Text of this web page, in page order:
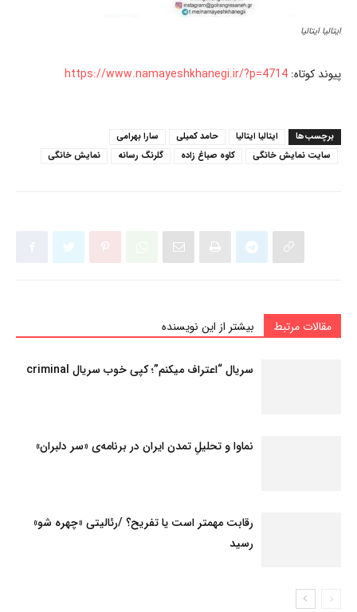
ایتالیا ایتالیا
پیوند کوتاه: https://www.namayeshkhanegi.ir/?p=4714
برچسب‌ها ایتالیا ایتالیا حامد کمیلی
سارا بهرامی
سایت نمایش خانگی
کاوه صباغ زاده گلرنگ رسانه نمایش خانگی
مقالات مرتبط بیشتر از این نویسنده
سریال “اعتراف میکنم”؛ کپی خوب سریال criminal
نماوا و تحلیلِ تمدن ایران در برنامه‌ی «سر دلبران»
رقابت مهمتر است یا تفریح؟ /رئالیتی «چهره شو»
رسید